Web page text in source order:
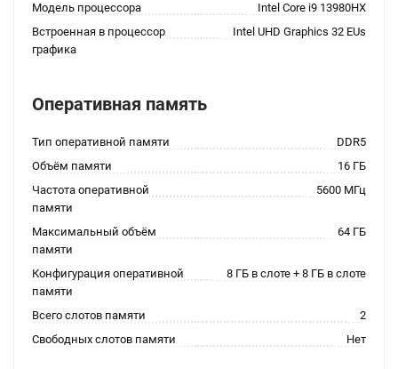
Модель процессора
Intel Core i9 13980HX
Встроенная в процессор
графика
Intel UHD Graphics 32 EUs
Оперативная память
Тип оперативной памяти
DDR5
Объём памяти
16 ГБ
Частота оперативной
памяти
5600 МГц
Максимальный объём
памяти
64 ГБ
Конфигурация оперативной
памяти
8 ГБ в слоте + 8 ГБ в слоте
Всего слотов памяти
2
Свободных слотов памяти
Нет